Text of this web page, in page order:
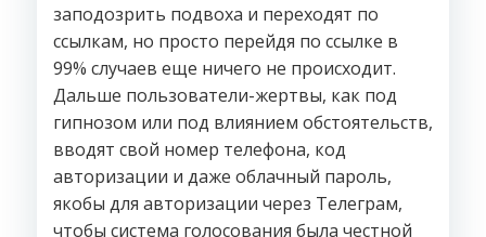
заподозрить подвоха и переходят по
ссылкам, но просто перейдя по ссылке в
99% случаев еще ничего не происходит.
Дальше пользователи-жертвы, как под
гипнозом или под влиянием обстоятельств,
вводят свой номер телефона, код
авторизации и даже облачный пароль,
якобы для авторизации через Телеграм,
чтобы система голосования была честной